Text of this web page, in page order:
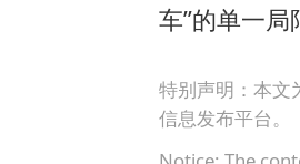
车”的单一
特别声明：本文
信息发布平台。